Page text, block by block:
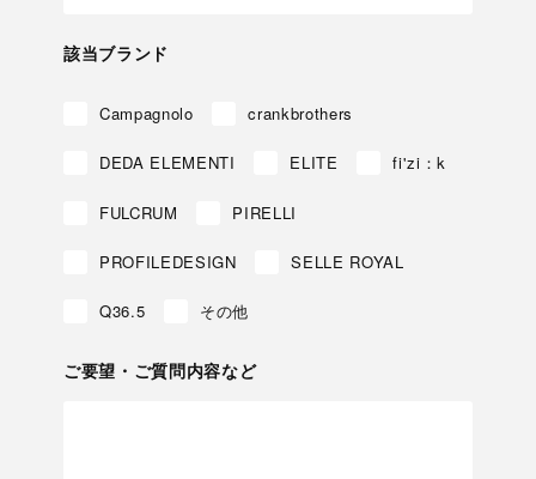
該当ブランド
Campagnolo crankbrothers
DEDA ELEMENTI ELITE fi'zi：k
FULCRUM PIRELLI
PROFILEDESIGN SELLE ROYAL
Q36.5 その他
ご要望・ご質問内容など